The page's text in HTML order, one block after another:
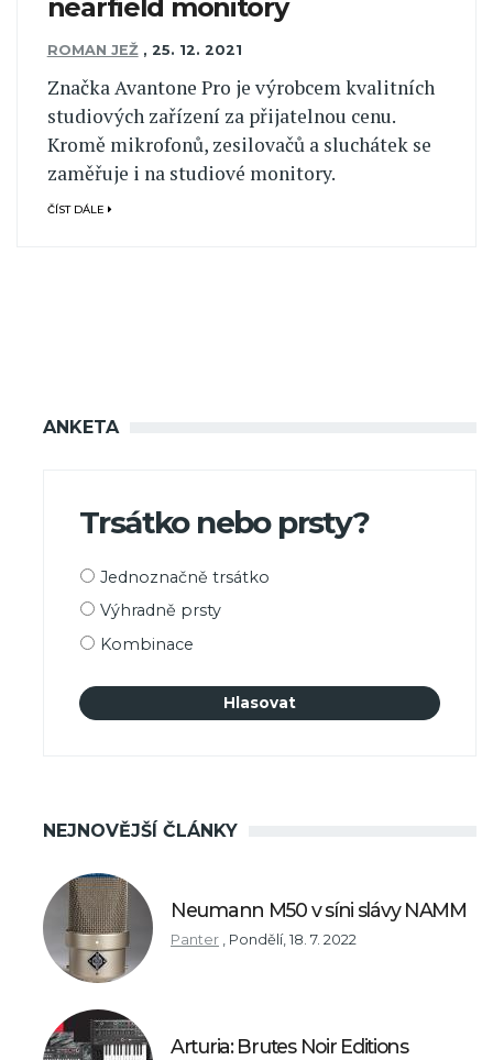
nearfield monitory
ROMAN JEŽ , 25. 12. 2021
Značka Avantone Pro je výrobcem kvalitních
studiových zařízení za přijatelnou cenu.
Kromě mikrofonů, zesilovačů a sluchátek se
zaměřuje i na studiové monitory.
ČÍST DÁLE
ANKETA
Trsátko nebo prsty?
Možnosti
Jednoznačně trsátko
Výhradně prsty
Kombinace
NEJNOVĚJŠÍ ČLÁNKY
Neumann M50 v síni slávy NAMM
Panter , Pondělí, 18. 7. 2022
Arturia: Brutes Noir Editions